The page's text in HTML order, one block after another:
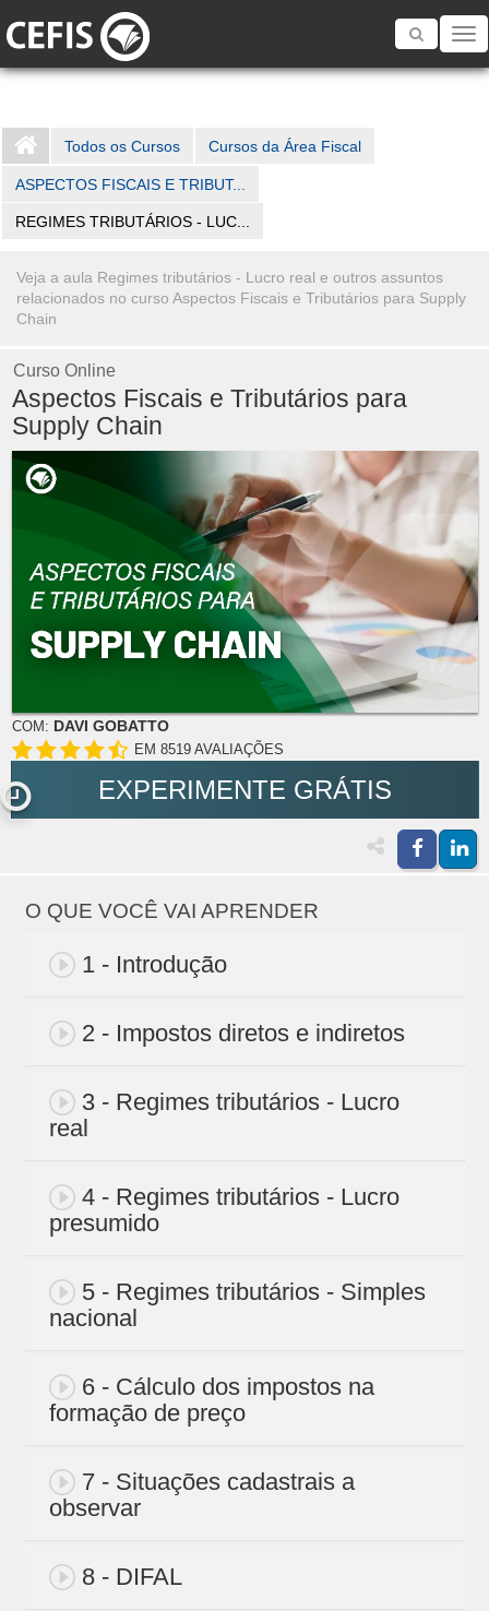
Toggle
Todos os Cursos Cursos da Área Fiscal
ASPECTOS FISCAIS E TRIBUT...
REGIMES TRIBUTÁRIOS - LUC...
Veja a aula Regimes tributários - Lucro real e outros assuntos
relacionados no curso Aspectos Fiscais e Tributários para Supply
Chain
Curso Online
Aspectos Fiscais e Tributários para
Supply Chain
COM: DAVI GOBATTO
EM 8519 AVALIAÇÕES
EXPERIMENTE GRÁTIS
O QUE VOCÊ VAI APRENDER
1 - Introdução
2 - Impostos diretos e indiretos
3 - Regimes tributários - Lucro
real
4 - Regimes tributários - Lucro
presumido
5 - Regimes tributários - Simples
nacional
6 - Cálculo dos impostos na
formação de preço
7 - Situações cadastrais a
observar
8 - DIFAL